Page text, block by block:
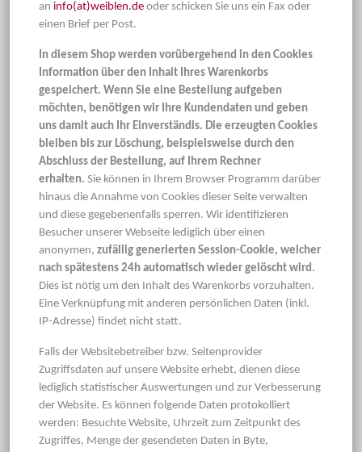
an info(at)weiblen.de oder schicken Sie uns ein Fax oder
einen Brief per Post.
In diesem Shop werden vorübergehend in den Cookies
Information über den Inhalt Ihres Warenkorbs
gespeichert. Wenn Sie eine Bestellung aufgeben
möchten, benötigen wir Ihre Kundendaten und geben
uns damit auch Ihr Einverständis. Die erzeugten Cookies
bleiben bis zur Löschung, beispielsweise durch den
Abschluss der Bestellung, auf Ihrem Rechner
erhalten. Sie können in Ihrem Browser Programm darüber
hinaus die Annahme von Cookies dieser Seite verwalten
und diese gegebenenfalls sperren. Wir identifizieren
Besucher unserer Webseite lediglich über einen
anonymen, zufällig generierten Session-Cookie, welcher
nach spätestens 24h automatisch wieder gelöscht wird.
Dies ist nötig um den Inhalt des Warenkorbs vorzuhalten.
Eine Verknüpfung mit anderen persönlichen Daten (inkl.
IP-Adresse) findet nicht statt.
Falls der Websitebetreiber bzw. Seitenprovider
Zugriffsdaten auf unsere Website erhebt, dienen diese
lediglich statistischer Auswertungen und zur Verbesserung
der Website. Es können folgende Daten protokolliert
werden: Besuchte Website, Uhrzeit zum Zeitpunkt des
Zugriffes, Menge der gesendeten Daten in Byte,